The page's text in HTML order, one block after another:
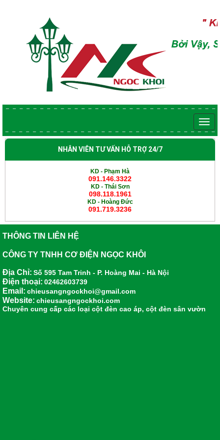
NHÂN VIÊN TƯ VẤN HỖ TRỢ 24/7
KD - Phạm Hà
091.146.3322
KD - Thái Sơn
098.118.1961
KD - Hoàng Đức
091.719.3236
THÔNG TIN LIÊN HỆ
CÔNG TY TNHH CƠ ĐIỆN NGỌC KHÔI
Địa Chỉ: Số 595 Tam Trinh - P. Hoàng Mai - Hà Nội
Điện thoại: 02462603739
Email: chieusangngockhoi@gmail.com
Website: chieusangngockhoi.com
Chuyên cung cấp các loại cột đèn cao áp, cột đèn sân vườn